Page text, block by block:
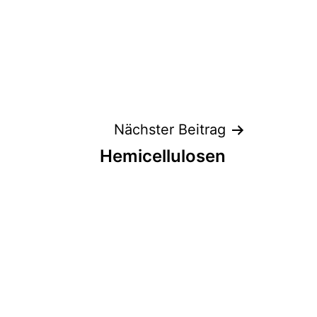
Nächster Beitrag
Hemicellulosen